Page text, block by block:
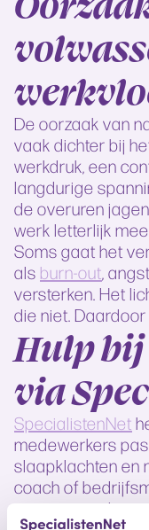
De oorzaak van
vaak dichter bij
werkdruk, een
langdurige
de overuren
werk letterlijk
Soms gaat het
als burn-out,
versterken. Het
die niet.
Hulp
via
SpecialistenNet
medewerkers
slaapklachten en
coach of
samen met de